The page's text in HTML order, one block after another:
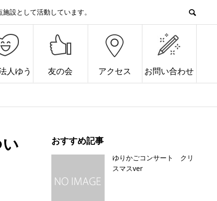
設として活動しています。
人ゆう 友の会 アクセス お問い合わせ
おすすめ記事
ゆりかごコンサート クリ
スマスver